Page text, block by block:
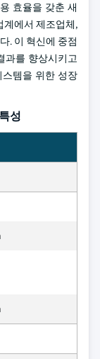
효율을 갖춘 새
계에서 제조업체,
. 이 혁신에 중점
과를 향상시키고
템을 위한 성장
성